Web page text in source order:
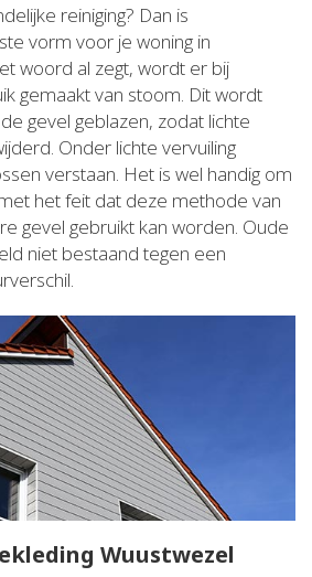
reiniging? Dan is
vorm voor je woning in
woord al zegt, wordt er bij
gemaakt van stoom. Dit wordt
gevel geblazen, zodat lichte
Onder lichte vervuiling
verstaan. Het is wel handig om
het feit dat deze methode van
gevel gebruikt kan worden. Oude
niet bestaand tegen een
Wuustwezel